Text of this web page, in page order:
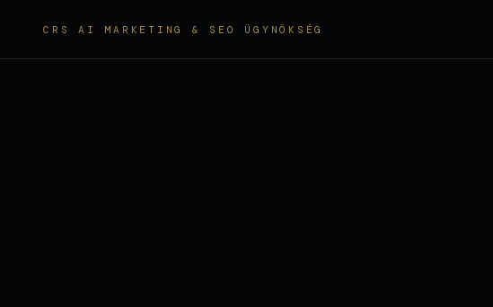
CRS AI MARKETING & SEO ÜGYNÖKSÉG